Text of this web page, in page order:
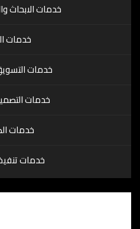
خدمات الابحاث
خدمات
خدمات
خدمات
خدمات
خدمات